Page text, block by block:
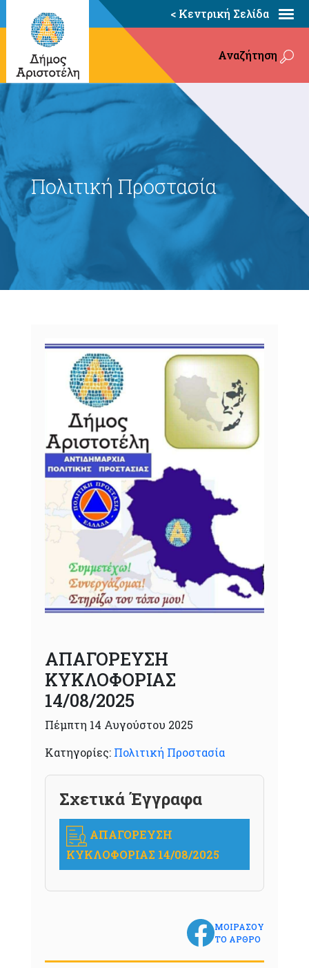
< Κεντρική Σελίδα
Αναζήτηση
Πολιτική Προστασία
ΑΠΑΓΟΡΕΥΣΗ
ΚΥΚΛΟΦΟΡΙΑΣ
14/08/2025
Πέμπτη 14 Αυγούστου 2025
Κατηγορίες: Πολιτική Προστασία
Σχετικά Έγγραφα
ΑΠΑΓΟΡΕΥΣΗ
ΚΥΚΛΟΦΟΡΙΑΣ 14/08/2025
ΜΟΙΡΑΣΟΥ
ΤΟ ΑΡΘΡΟ